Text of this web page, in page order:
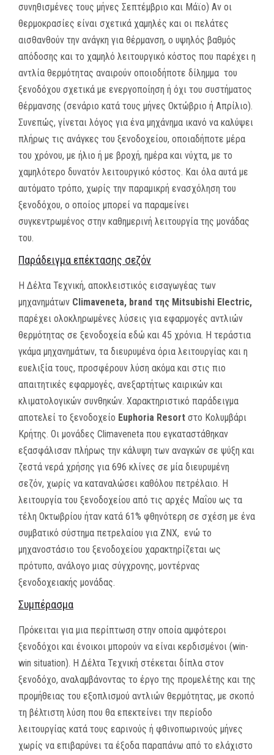
συνηθισμένες τους μήνες Σεπτέμβριο και Μάϊο) Αν οι
θερμοκρασίες είναι σχετικά χαμηλές και οι πελάτες
αισθανθούν την ανάγκη για θέρμανση, ο υψηλός βαθμός
απόδοσης και το χαμηλό λειτουργικό κόστος που παρέχει η
αντλία θερμότητας αναιρούν οποιοδήποτε δίλημμα του
ξενοδόχου σχετικά με ενεργοποίηση ή όχι του συστήματος
θέρμανσης (σενάριο κατά τους μήνες Οκτώβριο ή Απρίλιο).
Συνεπώς, γίνεται λόγος για ένα μηχάνημα ικανό να καλύψει
πλήρως τις ανάγκες του ξενοδοχείου, οποιαδήποτε μέρα
του χρόνου, με ήλιο ή με βροχή, ημέρα και νύχτα, με το
χαμηλότερο δυνατόν λειτουργικό κόστος. Και όλα αυτά με
αυτόματο τρόπο, χωρίς την παραμικρή ενασχόληση του
ξενοδόχου, ο οποίος μπορεί να παραμείνει
συγκεντρωμένος στην καθημερινή λειτουργία της μονάδας
του.
Παράδειγμα επέκτασης σεζόν
Η Δέλτα Τεχνική, αποκλειστικός εισαγωγέας των
μηχανημάτων Climaveneta, brand της Mitsubishi Electric,
παρέχει ολοκληρωμένες λύσεις για εφαρμογές αντλιών
θερμότητας σε ξενοδοχεία εδώ και 45 χρόνια. Η τεράστια
γκάμα μηχανημάτων, τα διευρυμένα όρια λειτουργίας και η
ευελιξία τους, προσφέρουν λύση ακόμα και στις πιο
απαιτητικές εφαρμογές, ανεξαρτήτως καιρικών και
κλιματολογικών συνθηκών. Χαρακτηριστικό παράδειγμα
αποτελεί το ξενοδοχείο Euphoria Resort στο Κολυμβάρι
Κρήτης. Οι μονάδες Climaveneta που εγκαταστάθηκαν
εξασφάλισαν πλήρως την κάλυψη των αναγκών σε ψύξη και
ζεστά νερά χρήσης για 696 κλίνες σε μία διευρυμένη
σεζόν, χωρίς να καταναλώσει καθόλου πετρέλαιο. Η
λειτουργία του ξενοδοχείου από τις αρχές Μαΐου ως τα
τέλη Οκτωβρίου ήταν κατά 61% φθηνότερη σε σχέση με ένα
συμβατικό σύστημα πετρελαίου για ΖΝΧ, ενώ το
μηχανοστάσιο του ξενοδοχείου χαρακτηρίζεται ως
πρότυπο, ανάλογο μιας σύγχρονης, μοντέρνας
ξενοδοχειακής μονάδας.
Συμπέρασμα
Πρόκειται για μια περίπτωση στην οποία αμφότεροι
ξενοδόχοι και ένοικοι μπορούν να είναι κερδισμένοι (win-
win situation). Η Δέλτα Τεχνική στέκεται δίπλα στον
ξενοδόχο, αναλαμβάνοντας το έργο της προμελέτης και της
προμήθειας του εξοπλισμού αντλιών θερμότητας, με σκοπό
τη βέλτιστη λύση που θα επεκτείνει την περίοδο
λειτουργίας κατά τους εαρινούς ή φθινοπωρινούς μήνες
χωρίς να επιβαρύνει τα έξοδα παραπάνω από το ελάχιστο